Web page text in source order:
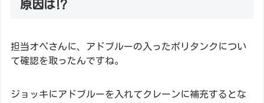
原因は⁉
担当オペさんに、アドブルーの入ったポリタンクについ
て確認を取ったんですね。
ジョッキにアドブルーを入れてクレーンに補充するとな